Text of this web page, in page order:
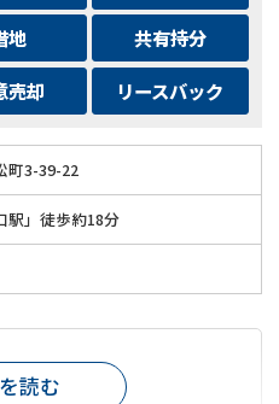
地
共有持分
売却 リースバック
町3-39-22
駅」徒歩約18分
読む